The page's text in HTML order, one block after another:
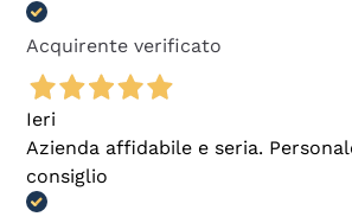
Acquirente verificato
Ieri
Azienda affidabile e seria.
consiglio